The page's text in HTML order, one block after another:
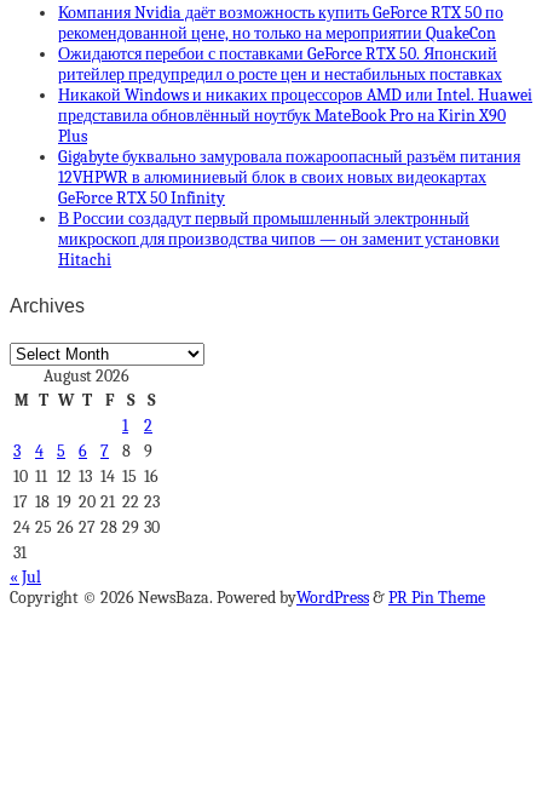
Компания Nvidia даёт возможность купить GeForce RTX 50 по
рекомендованной цене, но только на мероприятии QuakeCon
Ожидаются перебои с поставками GeForce RTX 50. Японский
ритейлер предупредил о росте цен и нестабильных поставках
Никакой Windows и никаких процессоров AMD или Intel. Huawei
представила обновлённый ноутбук MateBook Pro на Kirin X90
Plus
Gigabyte буквально замуровала пожароопасный разъём питания
12VHPWR в алюминиевый блок в своих новых видеокартах
GeForce RTX 50 Infinity
В России создадут первый промышленный электронный
микроскоп для производства чипов — он заменит установки
Hitachi
Archives
Archives
August 2026
M T W T F S
S
1
2
3
4 5 6 7 8
9
10 11 12 13 14 15 16
17 18 19 20 21 22 23
24 25 26 27 28 29 30
31
« Jul
Copyright © 2026 NewsBaza. Powered byWordPress&PR Pin Theme